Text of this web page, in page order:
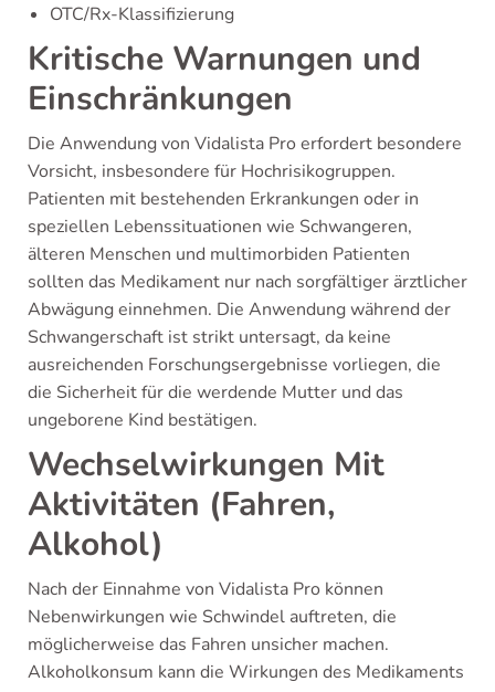
OTC/Rx-Klassifizierung
Kritische Warnungen und
Einschränkungen
Die Anwendung von Vidalista Pro erfordert besondere
Vorsicht, insbesondere für Hochrisikogruppen.
Patienten mit bestehenden Erkrankungen oder in
speziellen Lebenssituationen wie Schwangeren,
älteren Menschen und multimorbiden Patienten
sollten das Medikament nur nach sorgfältiger ärztlicher
Abwägung einnehmen. Die Anwendung während der
Schwangerschaft ist strikt untersagt, da keine
ausreichenden Forschungsergebnisse vorliegen, die
die Sicherheit für die werdende Mutter und das
ungeborene Kind bestätigen.
Wechselwirkungen Mit
Aktivitäten (Fahren,
Alkohol)
Nach der Einnahme von Vidalista Pro können
Nebenwirkungen wie Schwindel auftreten, die
möglicherweise das Fahren unsicher machen.
Alkoholkonsum kann die Wirkungen des Medikaments